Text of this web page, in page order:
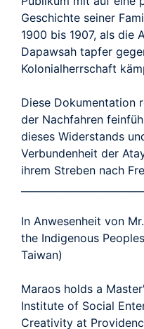
Geschichte seiner
1900 bis 1907, als die
Dapawsah tapfer
Kolonialherrschaft
Diese Dokumentation
der Nachfahren
dieses Widerstands
Verbundenheit der
ihrem Streben nach
In Anwesenheit von
the Indigenous
Taiwan)
Maraos holds a
Institute of Social
Creativity at